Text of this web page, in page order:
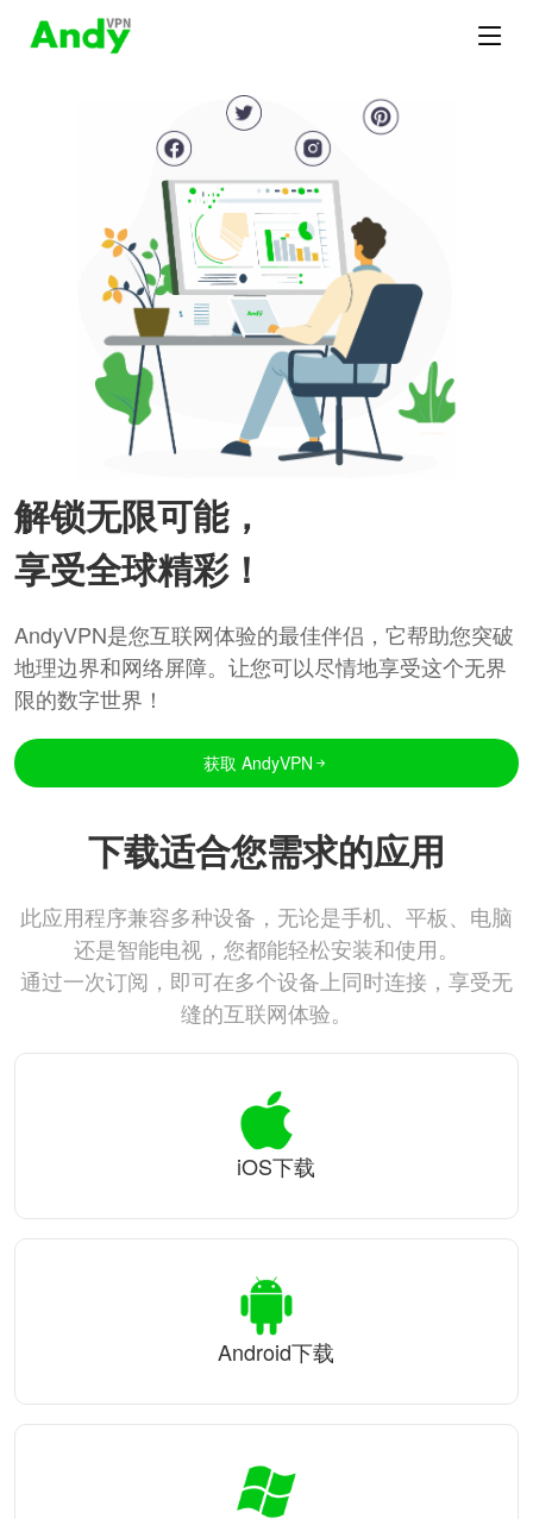
解锁无限可能，
享受全球精彩！
AndyVPN是您互联网体验的最佳伴侣，它帮助您突破
地理边界和网络屏障。让您可以尽情地享受这个无界
限的数字世界！
获取 AndyVPN
下载适合您需求的应用
此应用程序兼容多种设备，无论是手机、平板、电脑
还是智能电视，您都能轻松安装和使用。
通过一次订阅，即可在多个设备上同时连接，享受无
缝的互联网体验。
iOS下载
Android下载